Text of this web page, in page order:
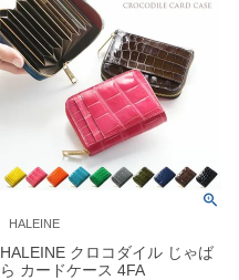
HALEINE
HALEINE クロコダイル じゃば
ら カードケース 4FA